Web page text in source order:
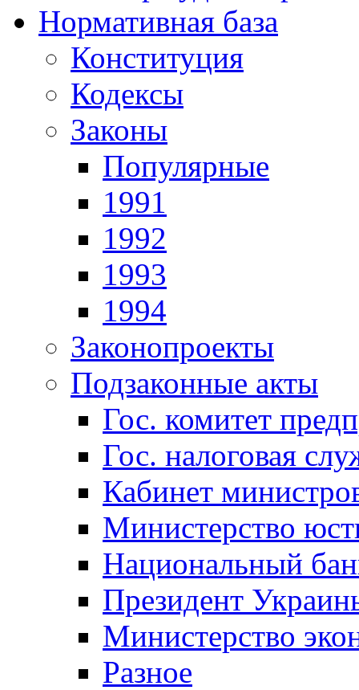
Нормативная база
Конституция
Кодексы
Законы
Популярные
1991
1992
1993
1994
Законопроекты
Подзаконные акты
Гос. комитет
Гос. налоговая
Кабинет
Министерство
Национальный
Президент
Министерство
Разное